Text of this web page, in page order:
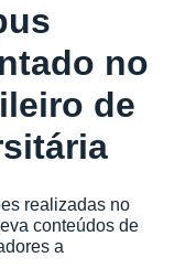
no
de
realizadas no
conteúdos de
a